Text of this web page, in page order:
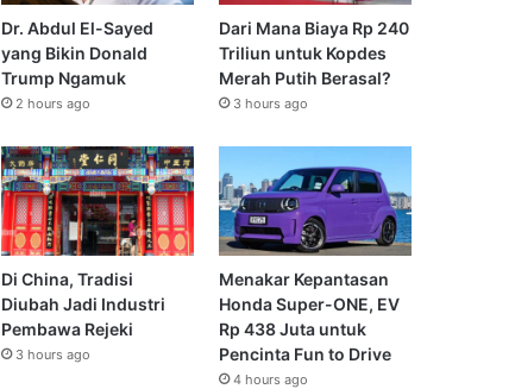
Dr. Abdul El-Sayed
yang Bikin Donald
Trump Ngamuk
2 hours ago
Dari Mana Biaya Rp 240
Triliun untuk Kopdes
Merah Putih Berasal?
3 hours ago
Di China, Tradisi
Diubah Jadi Industri
Pembawa Rejeki
3 hours ago
Menakar Kepantasan
Honda Super-ONE, EV
Rp 438 Juta untuk
Pencinta Fun to Drive
4 hours ago